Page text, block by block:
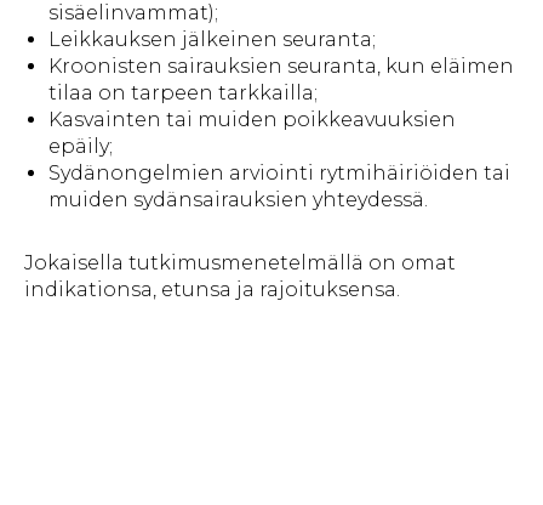
sisäelinvammat);
Leikkauksen jälkeinen seuranta;
Kroonisten sairauksien seuranta, kun eläimen
tilaa on tarpeen tarkkailla;
Kasvainten tai muiden poikkeavuuksien
epäily;
Sydänongelmien arviointi rytmihäiriöiden tai
muiden sydänsairauksien yhteydessä.
Jokaisella tutkimusmenetelmällä on omat
indikationsa, etunsa ja rajoituksensa.